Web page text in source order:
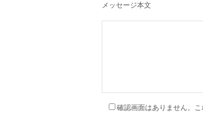
メッセージ本文
確認画面はありません。